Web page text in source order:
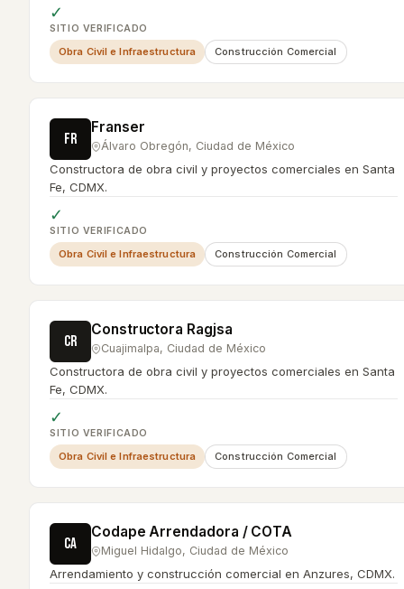
✓
SITIO VERIFICADO
Obra Civil e Infraestructura Construcción Comercial
FR
Franser
Álvaro Obregón, Ciudad de México
Constructora de obra civil y proyectos comerciales en Santa
Fe, CDMX.
✓
SITIO VERIFICADO
Obra Civil e Infraestructura Construcción Comercial
CR
Constructora Ragjsa
Cuajimalpa, Ciudad de México
Constructora de obra civil y proyectos comerciales en Santa
Fe, CDMX.
✓
SITIO VERIFICADO
Obra Civil e Infraestructura Construcción Comercial
CA
Codape Arrendadora / COTA
Miguel Hidalgo, Ciudad de México
Arrendamiento y construcción comercial en Anzures, CDMX.